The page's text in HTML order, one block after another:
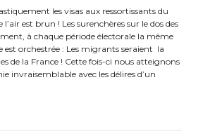
les visas aux ressortissants du
est brun ! Les surenchères sur le dos des
à chaque période électorale la même
orchestrée : Les migrants seraient la
de la France ! Cette fois-ci nous atteignons
invraisemblable avec les délires d’un